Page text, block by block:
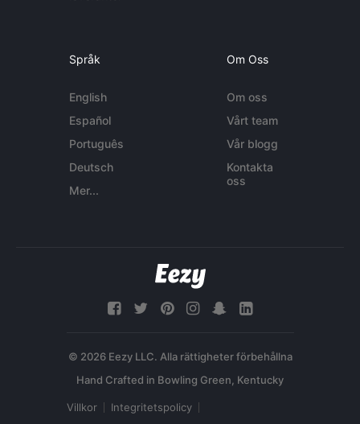
Språk
English
Español
Português
Deutsch
Mer...
Om Oss
Om oss
Vårt team
Vår blogg
Kontakta
oss
© 2026 Eezy LLC. Alla rättigheter förbehållna
Villkor Integritetspolicy